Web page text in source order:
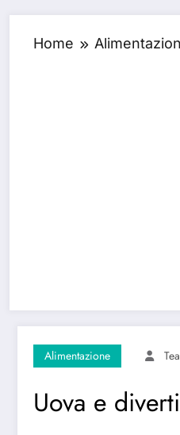
Home
Alimentazione
Uova e